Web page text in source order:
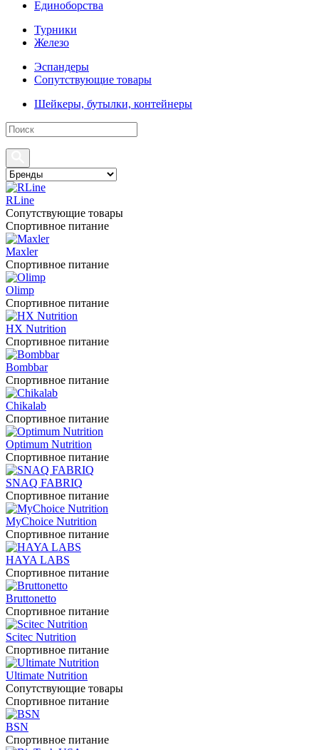
Единоборства
Турники
Железо
Эспандеры
Сопутствующие товары
Шейкеры, бутылки, контейнеры
RLine
Сопутствующие товары
Спортивное питание
Maxler
Спортивное питание
Olimp
Спортивное питание
HX Nutrition
Спортивное питание
Bombbar
Спортивное питание
Chikalab
Спортивное питание
Optimum Nutrition
Спортивное питание
SNAQ FABRIQ
Спортивное питание
MyChoice Nutrition
Спортивное питание
HAYA LABS
Спортивное питание
Bruttonetto
Спортивное питание
Scitec Nutrition
Спортивное питание
Ultimate Nutrition
Сопутствующие товары
Спортивное питание
BSN
Спортивное питание